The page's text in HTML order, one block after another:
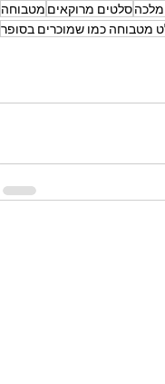
מלכהסלטים מרוקאים מטבוחה
מטבוחה כמו שמוכרים בסופר